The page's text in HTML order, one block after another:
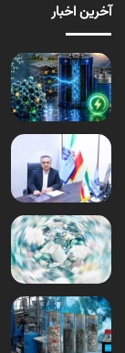
آخرین اخبار